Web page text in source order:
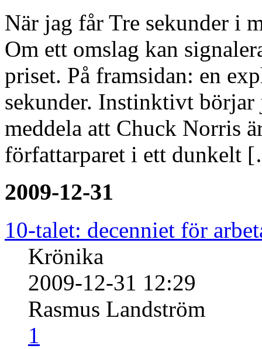
När jag får Tre sekunder i
Om ett omslag kan
priset. På framsidan: en
sekunder. Instinktivt börjar
meddela att Chuck Norris
författarparet i ett dunkelt
2009-12-31
10-talet: decenniet för
Krönika
2009-12-31 12:29
Rasmus Landström
1